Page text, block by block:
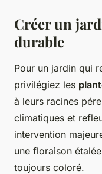
Créer un
durable
Pour un jardin qui
privilégiez les
à leurs racines
climatiques et
intervention
une floraison
toujours coloré.